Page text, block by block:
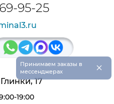
95-25
17
19:00
Принимаем заказы в
мессенджерах
×